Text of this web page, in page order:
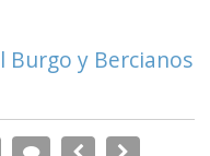
Burgo y Bercianos